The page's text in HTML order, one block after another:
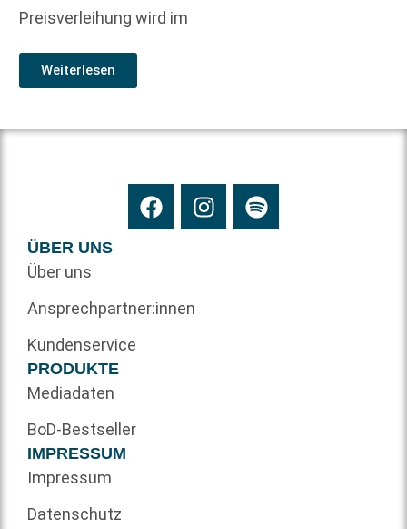
Preisverleihung wird im
Weiterlesen
ÜBER UNS
Über uns
Ansprechpartner:innen
Kundenservice
PRODUKTE
Mediadaten
BoD-Bestseller
IMPRESSUM
Impressum
Datenschutz